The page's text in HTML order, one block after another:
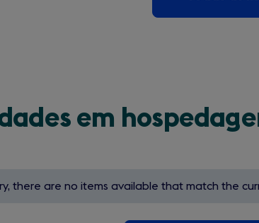
em
there are no items available that match the